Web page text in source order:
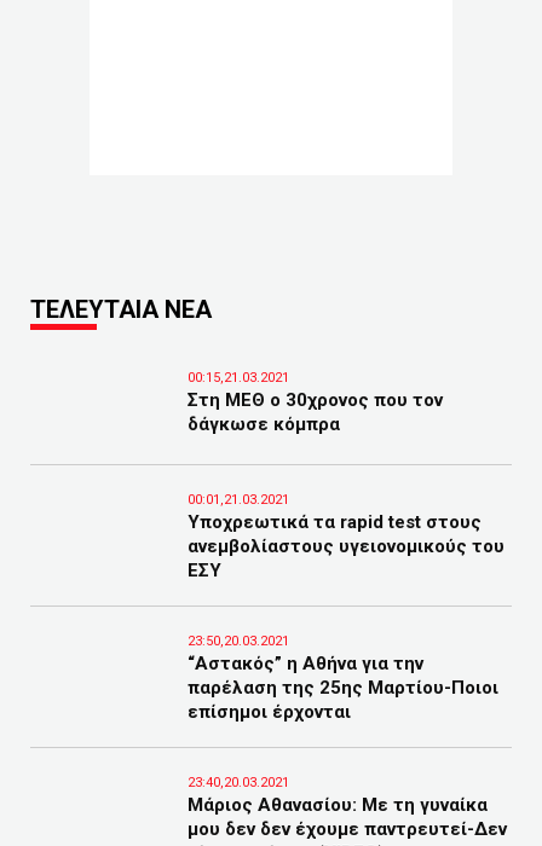
ΤΕΛΕΥΤΑΙΑ ΝΕΑ
00:15,21.03.2021
Στη ΜΕΘ ο 30χρονος που τον
δάγκωσε κόμπρα
00:01,21.03.2021
Υποχρεωτικά τα rapid test στους
ανεμβολίαστους υγειονομικούς του
ΕΣΥ
23:50,20.03.2021
“Αστακός” η Αθήνα για την
παρέλαση της 25ης Μαρτίου-Ποιοι
επίσημοι έρχονται
23:40,20.03.2021
Μάριος Αθανασίου: Με τη γυναίκα
μου δεν δεν έχουμε παντρευτεί-Δεν